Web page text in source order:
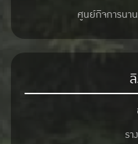
ศูนย์กิจการนา
ร